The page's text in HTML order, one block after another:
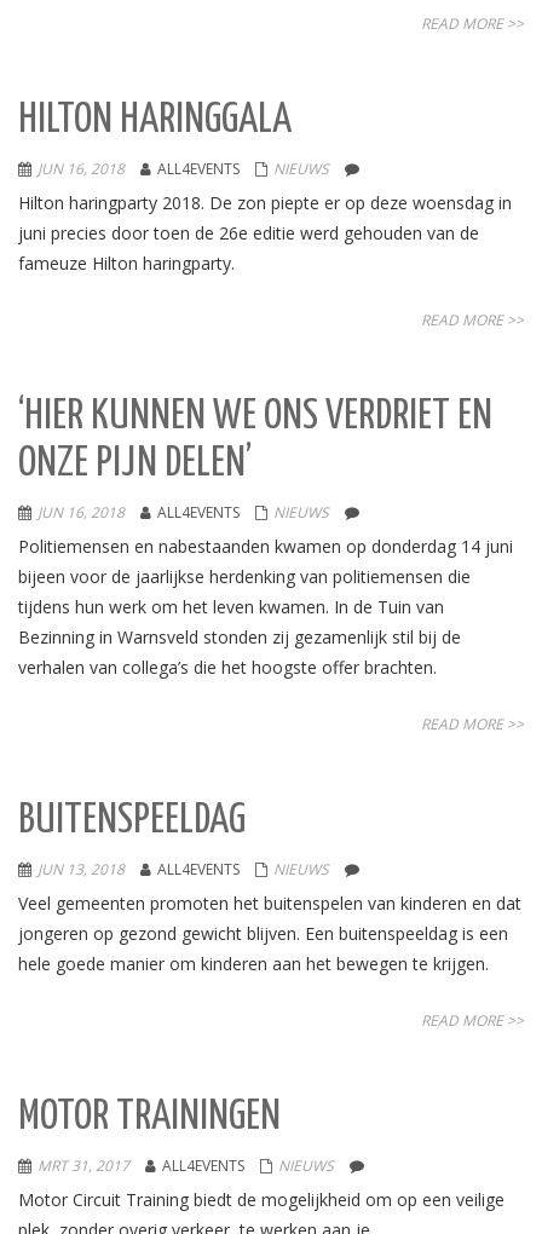
READ MORE >>
HILTON HARINGGALA
JUN 16, 2018 ALL4EVENTS NIEUWS
Hilton haringparty 2018. De zon piepte er op deze woensdag in
juni precies door toen de 26e editie werd gehouden van de
fameuze Hilton haringparty.
READ MORE >>
‘HIER KUNNEN WE ONS VERDRIET EN
ONZE PIJN DELEN’
JUN 16, 2018 ALL4EVENTS NIEUWS
Politiemensen en nabestaanden kwamen op donderdag 14 juni
bijeen voor de jaarlijkse herdenking van politiemensen die
tijdens hun werk om het leven kwamen. In de Tuin van
Bezinning in Warnsveld stonden zij gezamenlijk stil bij de
verhalen van collega’s die het hoogste offer brachten.
READ MORE >>
BUITENSPEELDAG
JUN 13, 2018 ALL4EVENTS NIEUWS
Veel gemeenten promoten het buitenspelen van kinderen en dat
jongeren op gezond gewicht blijven. Een buitenspeeldag is een
hele goede manier om kinderen aan het bewegen te krijgen.
READ MORE >>
MOTOR TRAININGEN
MRT 31, 2017 ALL4EVENTS NIEUWS
Motor Circuit Training biedt de mogelijkheid om op een veilige